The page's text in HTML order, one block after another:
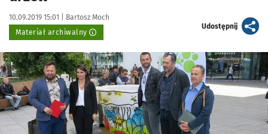
Data publikacji:
10.09.2019 15:01 | Autor:
Bartosz Moch
Materiał archiwalny
Udostępnijartykuł
Kliknij, aby powiększyć